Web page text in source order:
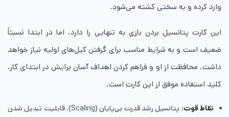
وارد کرده و به سختی کشته می‌شود.
این کارت پتانسیل بردن بازی به تنهایی را دارد. اما در ابتدا نسبتاً
ضعیف است و به شرایط مناسب برای گرفتن کیل‌های اولیه نیاز خواهد
داشت. محافظت از او و فراهم کردن اهداف آسان برایش در ابتدای کار،
کلید استفاده موفق از این کارت است.
نقاط قوت:
پتانسیل رشد قدرت بی‌پایان (Scaling)، قابلیت تبدیل شدن